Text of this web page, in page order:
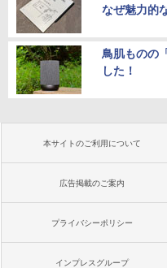
なぜ魅力的
鳥肌ものの
した！
本サイトのご利用について
広告掲載のご案内
プライバシーポリシー
インプレスグループ